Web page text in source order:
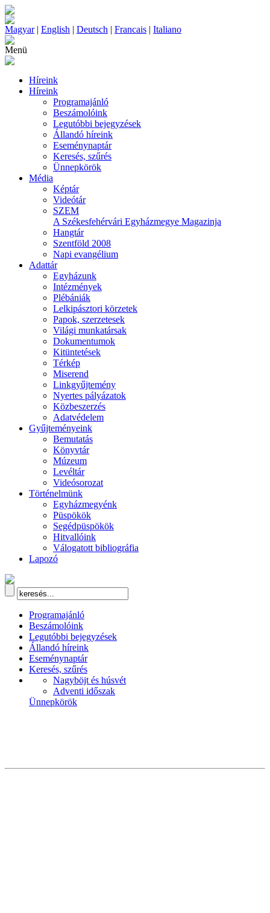
Magyar| English | Deutsch | Francais | Italiano
Menü
Híreink
Híreink
Programajánló
Beszámolóink
Legutóbbi bejegyzések
Állandó híreink
Eseménynaptár
Keresés, szűrés
Ünnepkörök
Média
Képtár
Videótár
SZEM
A Székesfehérvári Egyházmegye Magazinja
Hangtár
Szentföld 2008
Napi evangélium
Adattár
Egyházunk
Intézmények
Plébániák
Lelkipásztori körzetek
Papok, szerzetesek
Világi munkatársak
Dokumentumok
Kitüntetések
Térkép
Miserend
Linkgyűjtemény
Nyertes pályázatok
Közbeszerzés
Adatvédelem
Gyűjteményeink
Bemutatás
Könyvtár
Múzeum
Levéltár
Videósorozat
Történelmünk
Egyházmegyénk
Püspökök
Segédpüspökök
Hitvallóink
Válogatott bibliográfia
Lapozó
Programajánló
Beszámolóink
Legutóbbi bejegyzések
Állandó híreink
Eseménynaptár
Keresés, szűrés
Nagyböjt és húsvét
Adventi időszak
Ünnepkörök